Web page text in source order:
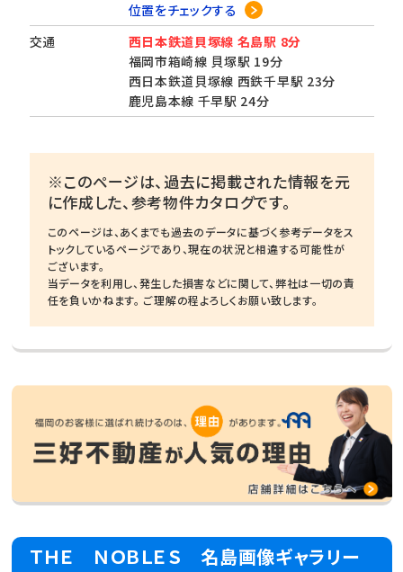
位置をチェックする
交通
西日本鉄道貝塚線 名島駅 8分
福岡市箱崎線 貝塚駅 19分
西日本鉄道貝塚線 西鉄千早駅 23分
鹿児島本線 千早駅 24分
※このページは、過去に掲載された情報を元
に作成した、参考物件カタログです。
このページは、あくまでも過去のデータに基づく参考データをス
トックしているページであり、現在の状況と相違する可能性が
ございます。
当データを利用し、発生した損害などに関して、弊社は一切の責
任を負いかねます。 ご理解の程よろしくお願い致します。
ＴＨＥ ＮＯＢＬＥＳ 名島画像ギャラリー